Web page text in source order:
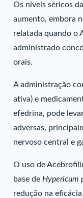
Os níveis séricos
aumento, embora
relatada quando o
administrado
orais.
A administração
ativa) e
efedrina, pode
adversas,
nervoso central e
O uso de
base de Hypericum
redução na